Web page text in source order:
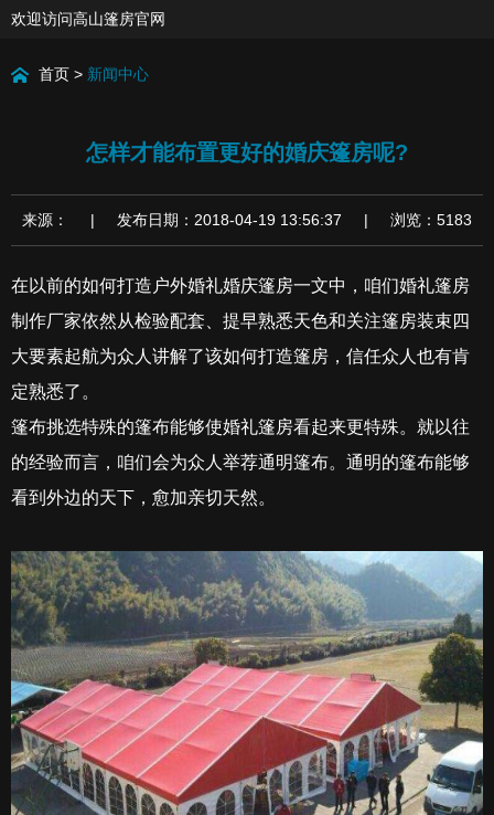
欢迎访问高山篷房官网
首页 > 新闻中心
怎样才能布置更好的婚庆篷房呢?
来源： | 发布日期：2018-04-19 13:56:37 | 浏览：5183
在以前的如何打造户外婚礼婚庆篷房一文中，咱们婚礼篷房
制作厂家依然从检验配套、提早熟悉天色和关注篷房装束四
大要素起航为众人讲解了该如何打造篷房，信任众人也有肯
定熟悉了。
篷布挑选特殊的篷布能够使婚礼篷房看起来更特殊。就以往
的经验而言，咱们会为众人举荐通明篷布。通明的篷布能够
看到外边的天下，愈加亲切天然。